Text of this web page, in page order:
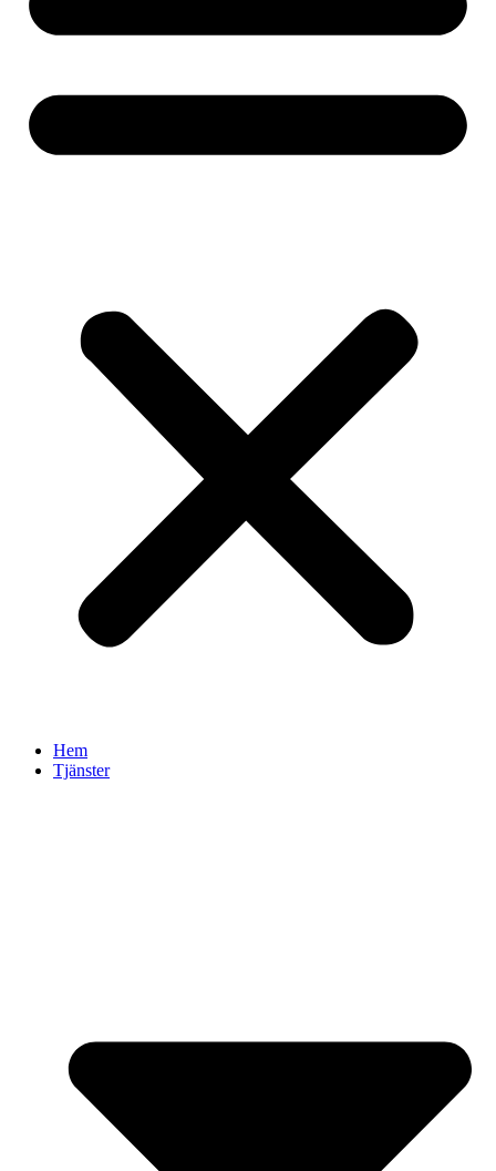
Hem
Tjänster